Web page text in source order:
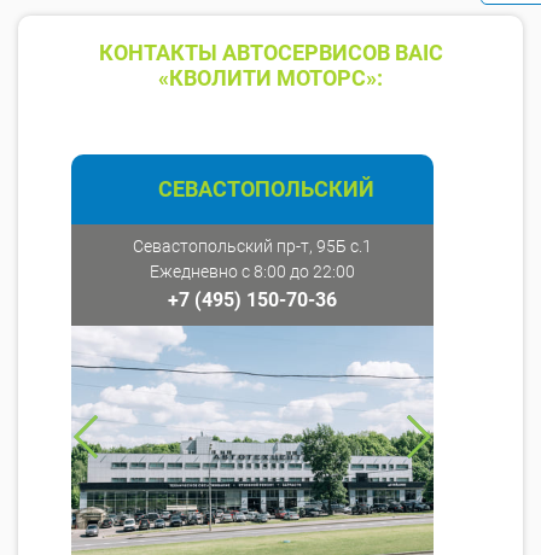
КОНТАКТЫ АВТОСЕРВИСОВ BAIC
«КВОЛИТИ МОТОРС»:
СЕВАСТОПОЛЬСКИЙ
Севастопольский пр-т, 95Б с.1
Ежедневно с 8:00 до 22:00
+7 (495) 150-70-36